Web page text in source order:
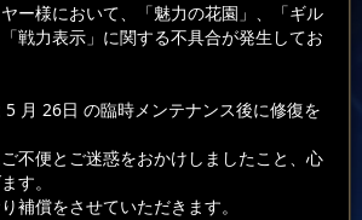
ー様において、「魅力の花園」、「ギル
戦力表示」に関する不具合が発生してお
月 26日 の臨時メンテナンス後に修復を
不便とご迷惑をおかけしましたこと、心
す。
補償をさせていただきます。